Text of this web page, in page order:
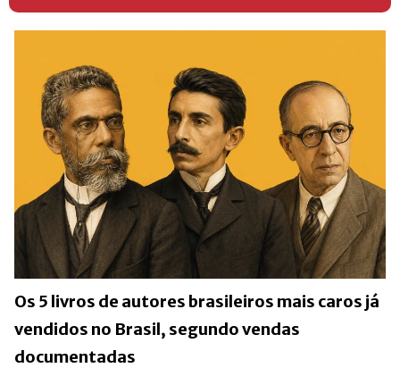
Os 5 livros de autores brasileiros mais caros já
vendidos no Brasil, segundo vendas
documentadas